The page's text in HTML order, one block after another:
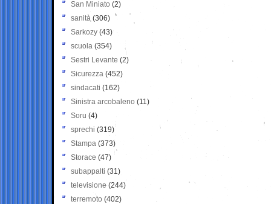
San Miniato (2)
sanità (306)
Sarkozy (43)
scuola (354)
Sestri Levante (2)
Sicurezza (452)
sindacati (162)
Sinistra arcobaleno (11)
Soru (4)
sprechi (319)
Stampa (373)
Storace (47)
subappalti (31)
televisione(244)
terremoto (402)